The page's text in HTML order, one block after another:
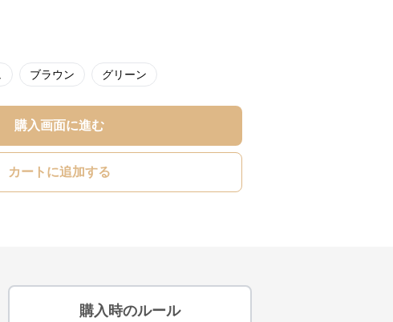
ブラウン グリーン
購入画面に進む
カートに追加する
購入時のルール